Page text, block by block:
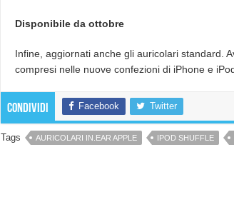
Disponibile da ottobre
Infine, aggiornati anche gli auricolari standard.
compresi nelle nuove confezioni di iPhone e
Condividi Facebook Twitter
Tags AURICOLARI IN.EAR APPLE IPOD SHUFFLE